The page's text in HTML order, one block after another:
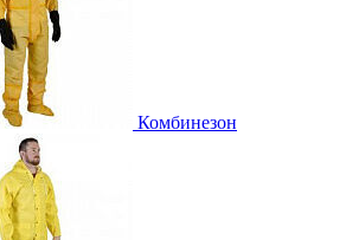
Комбинезон